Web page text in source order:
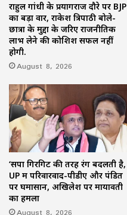
राहुल गांधी के प्रयागराज दौरे पर BJP
का बड़ा वार, राकेश त्रिपाठी बोले-
छात्रों के मुद्दों के जरिए राजनीतिक
लाभ लेने की कोशिश सफल नहीं
होगी.
August 8, 2026
‘सपा गिरगिट की तरह रंग बदलती है,
UP में परिवारवाद-पीडीए और पंडित
पर घमासान, अखिलेश पर मायावती
का हमला